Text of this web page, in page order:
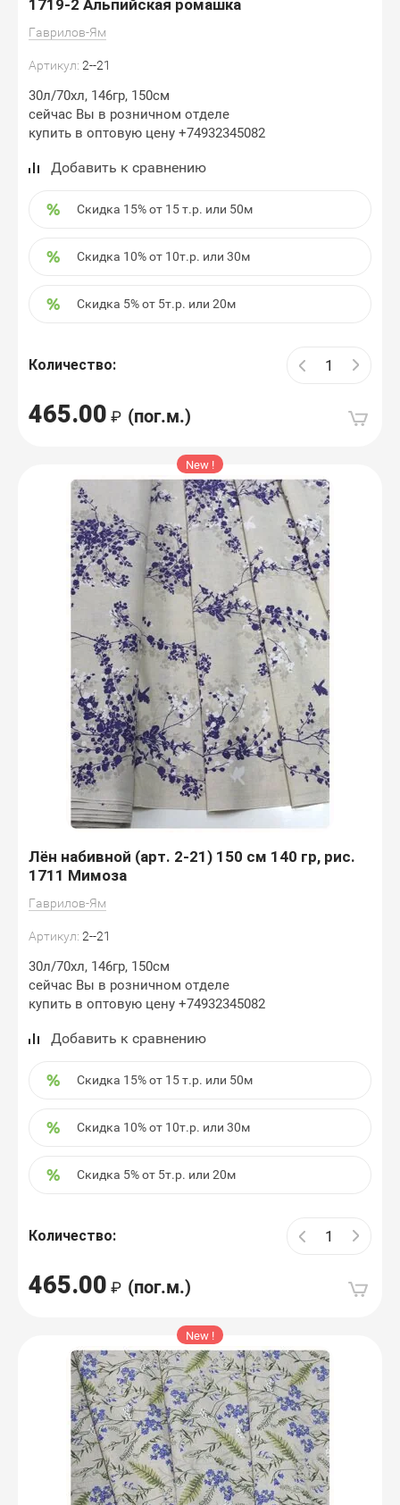
1719-2 Альпийская ромашка
Гаврилов-Ям
Артикул: 2--21
30л/70хл, 146гр, 150см
сейчас Вы в розничном отделе
купить в оптовую цену +74932345082
Добавить к сравнению
Скидка 15% от 15 т.р. или 50м
Скидка 10% от 10т.р. или 30м
Скидка 5% от 5т.р. или 20м
Количество:
465.00 (пог.м.)
New !
Лён набивной (арт. 2-21) 150 см 140 гр, рис.
1711 Мимоза
Гаврилов-Ям
Артикул: 2--21
30л/70хл, 146гр, 150см
сейчас Вы в розничном отделе
купить в оптовую цену +74932345082
Добавить к сравнению
Скидка 15% от 15 т.р. или 50м
Скидка 10% от 10т.р. или 30м
Скидка 5% от 5т.р. или 20м
Количество:
465.00 (пог.м.)
New !